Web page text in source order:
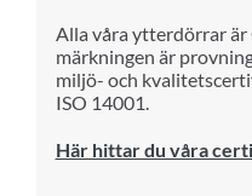
Alla våra ytterdörrar är
märkningen är
miljö- och
ISO 14001.
Här hittar du våra